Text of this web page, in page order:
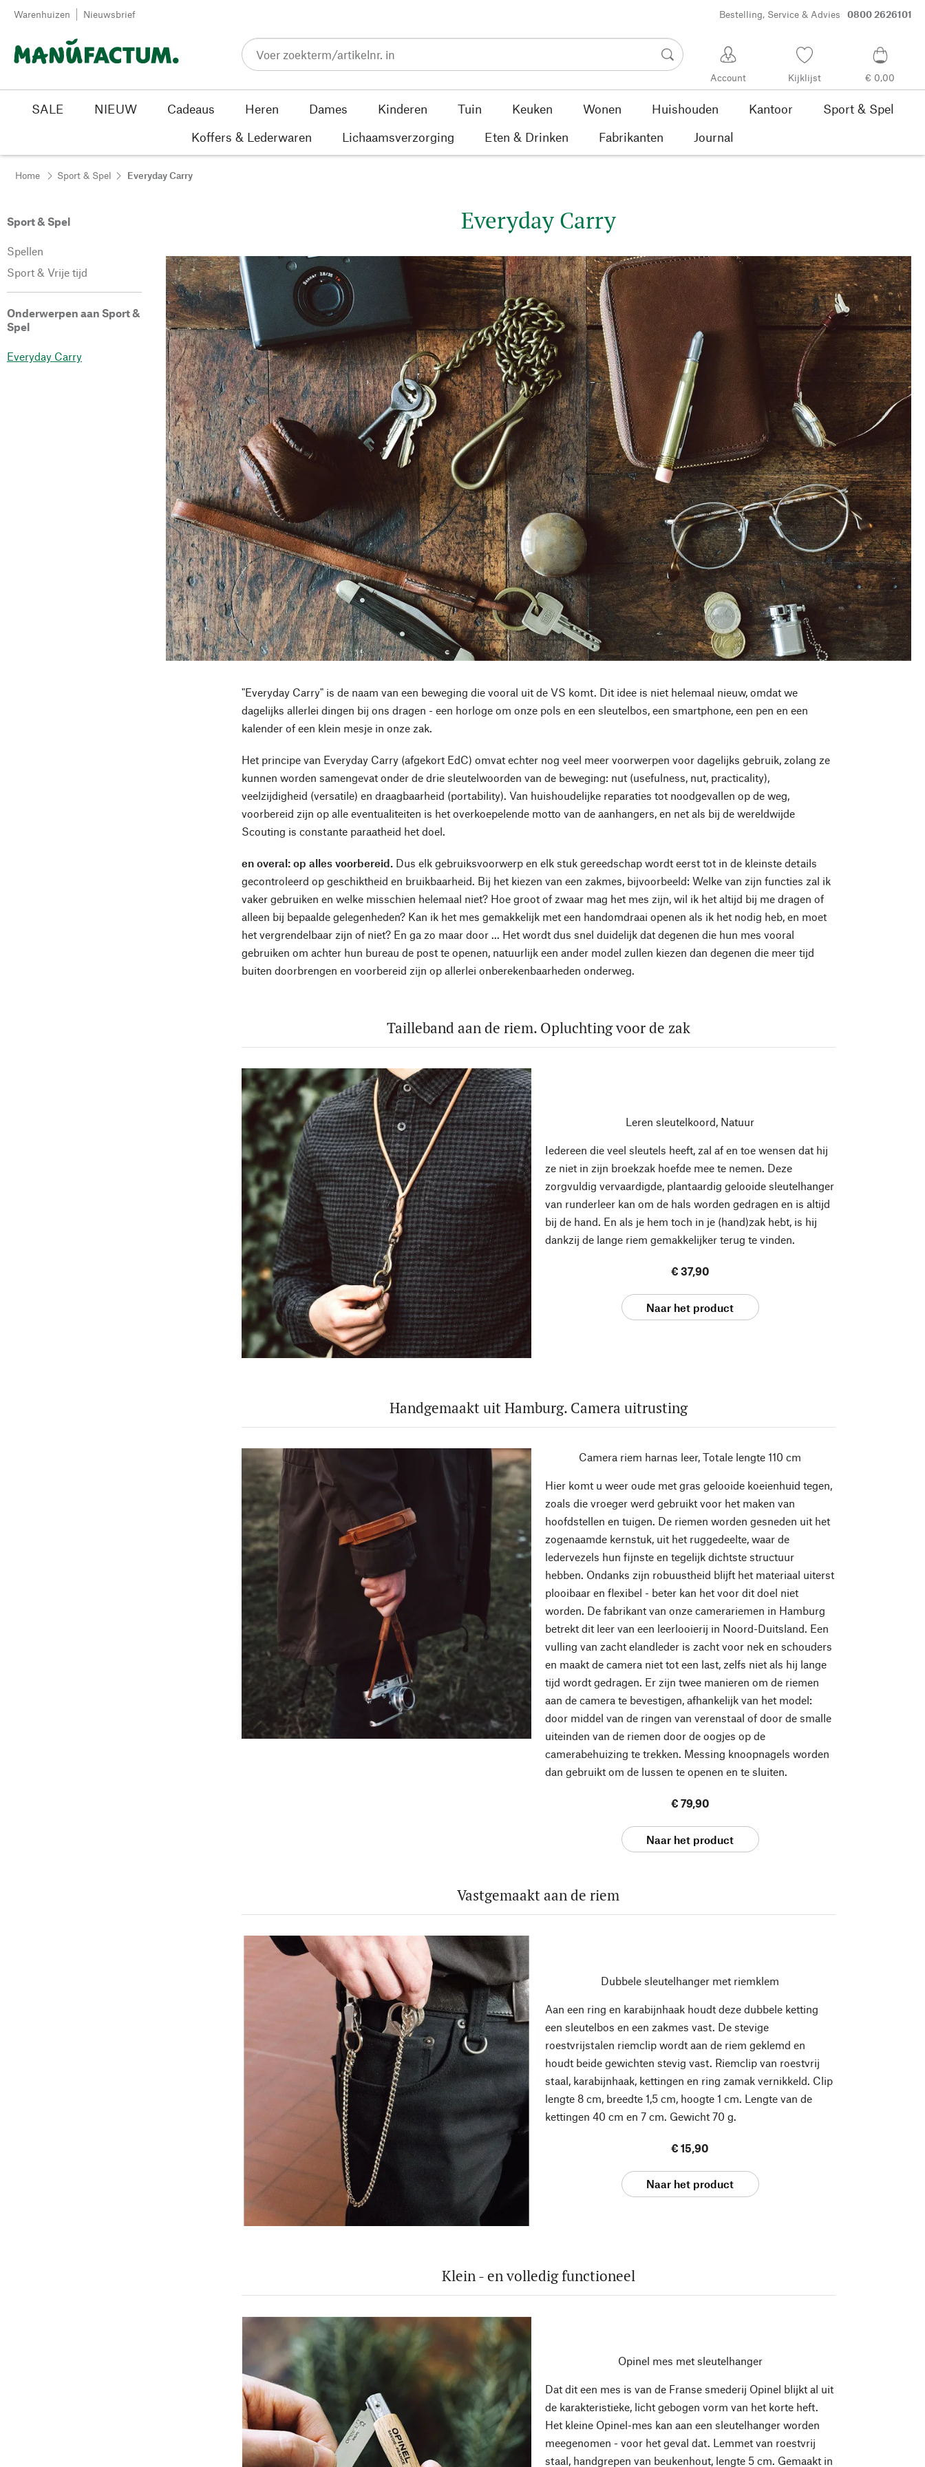
Passer au contenu
Warenhuizen Nieuwsbrief Bestelling, Service & Advies 0800 2626101
Account Kijklijst € 0,00
SALE NIEUW Cadeaus Heren Dames Kinderen Tuin Keuken Wonen Huishouden Kantoor
Sport & Spel
Koffers & Lederwaren
Lichaamsverzorging Eten & Drinken Fabrikanten Journal
Home Sport & Spel Everyday Carry
Sport & Spel
Spellen
Sport & Vrije tijd
Onderwerpen aan Sport &
Spel
Everyday Carry
Everyday Carry
"Everyday Carry" is de naam van een beweging die vooral uit de VS komt. Dit idee is niet helemaal nieuw, omdat we
dagelijks allerlei dingen bij ons dragen - een horloge om onze pols en een sleutelbos, een smartphone, een pen en een
kalender of een klein mesje in onze zak.
Het principe van Everyday Carry (afgekort EdC) omvat echter nog veel meer voorwerpen voor dagelijks gebruik, zolang ze
kunnen worden samengevat onder de drie sleutelwoorden van de beweging: nut (usefulness, nut, practicality),
veelzijdigheid (versatile) en draagbaarheid (portability). Van huishoudelijke reparaties tot noodgevallen op de weg,
voorbereid zijn op alle eventualiteiten is het overkoepelende motto van de aanhangers, en net als bij de wereldwijde
Scouting is constante paraatheid het doel.
en overal: op alles voorbereid.Dus elk gebruiksvoorwerp en elk stuk gereedschap wordt eerst tot in de kleinste details
gecontroleerd op geschiktheid en bruikbaarheid. Bij het kiezen van een zakmes, bijvoorbeeld: Welke van zijn functies zal ik
vaker gebruiken en welke misschien helemaal niet? Hoe groot of zwaar mag het mes zijn, wil ik het altijd bij me dragen of
alleen bij bepaalde gelegenheden? Kan ik het mes gemakkelijk met een handomdraai openen als ik het nodig heb, en moet
het vergrendelbaar zijn of niet? En ga zo maar door ... Het wordt dus snel duidelijk dat degenen die hun mes vooral
gebruiken om achter hun bureau de post te openen, natuurlijk een ander model zullen kiezen dan degenen die meer tijd
buiten doorbrengen en voorbereid zijn op allerlei onberekenbaarheden onderweg.
Tailleband aan de riem. Opluchting voor de zak
Leren sleutelkoord, Natuur
Iedereen die veel sleutels heeft, zal af en toe wensen dat hij
ze niet in zijn broekzak hoefde mee te nemen. Deze
zorgvuldig vervaardigde, plantaardig gelooide sleutelhanger
van runderleer kan om de hals worden gedragen en is altijd
bij de hand. En als je hem toch in je (hand)zak hebt, is hij
dankzij de lange riem gemakkelijker terug te vinden.
€ 37,90
Naar het product
Handgemaakt uit Hamburg. Camera uitrusting
Camera riem harnas leer, Totale lengte 110 cm
Hier komt u weer oude met gras gelooide koeienhuid tegen,
zoals die vroeger werd gebruikt voor het maken van
hoofdstellen en tuigen. De riemen worden gesneden uit het
zogenaamde kernstuk, uit het ruggedeelte, waar de
ledervezels hun fijnste en tegelijk dichtste structuur
hebben. Ondanks zijn robuustheid blijft het materiaal uiterst
plooibaar en flexibel - beter kan het voor dit doel niet
worden. De fabrikant van onze camerariemen in Hamburg
betrekt dit leer van een leerlooierij in Noord-Duitsland. Een
vulling van zacht elandleder is zacht voor nek en schouders
en maakt de camera niet tot een last, zelfs niet als hij lange
tijd wordt gedragen. Er zijn twee manieren om de riemen
aan de camera te bevestigen, afhankelijk van het model:
door middel van de ringen van verenstaal of door de smalle
uiteinden van de riemen door de oogjes op de
camerabehuizing te trekken. Messing knoopnagels worden
dan gebruikt om de lussen te openen en te sluiten.
€ 79,90
Naar het product
Vastgemaakt aan de riem
Dubbele sleutelhanger met riemklem
Aan een ring en karabijnhaak houdt deze dubbele ketting
een sleutelbos en een zakmes vast. De stevige
roestvrijstalen riemclip wordt aan de riem geklemd en
houdt beide gewichten stevig vast. Riemclip van roestvrij
staal, karabijnhaak, kettingen en ring zamak vernikkeld. Clip
lengte 8 cm, breedte 1,5 cm, hoogte 1 cm. Lengte van de
kettingen 40 cm en 7 cm. Gewicht 70 g.
€ 15,90
Naar het product
Klein - en volledig functioneel
Opinel mes met sleutelhanger
Dat dit een mes is van de Franse smederij Opinel blijkt al uit
de karakteristieke, licht gebogen vorm van het korte heft.
Het kleine Opinel-mes kan aan een sleutelhanger worden
meegenomen - voor het geval dat. Lemmet van roestvrij
staal, handgrepen van beukenhout, lengte 5 cm. Gemaakt in